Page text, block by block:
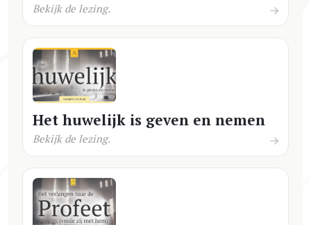
Bekijk de lezing.
Het huwelijk is geven en nemen
Bekijk de lezing.